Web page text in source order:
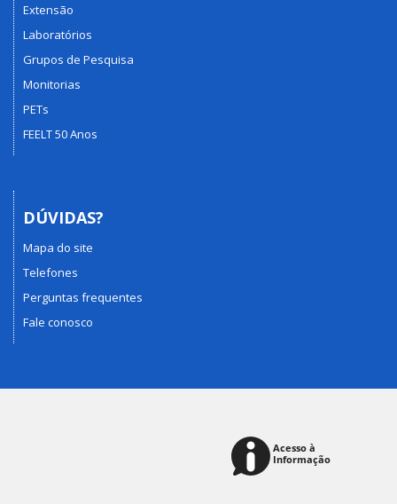
Extensão
Laboratórios
Grupos de Pesquisa
Monitorias
PETs
FEELT 50 Anos
DÚVIDAS?
Mapa do site
Telefones
Perguntas frequentes
Fale conosco